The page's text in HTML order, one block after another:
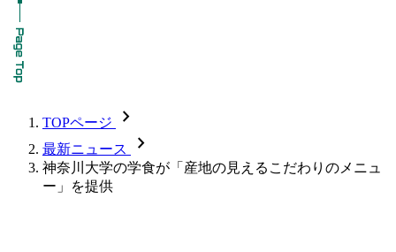
TOPページ chevron_forward
最新ニュース chevron_forward
神奈川大学の学食が「産地の見えるこだわりのメニュ
ー」を提供